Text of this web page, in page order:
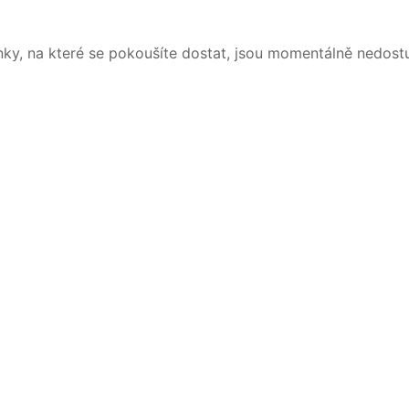
na které se pokoušíte dostat, jsou momentálně